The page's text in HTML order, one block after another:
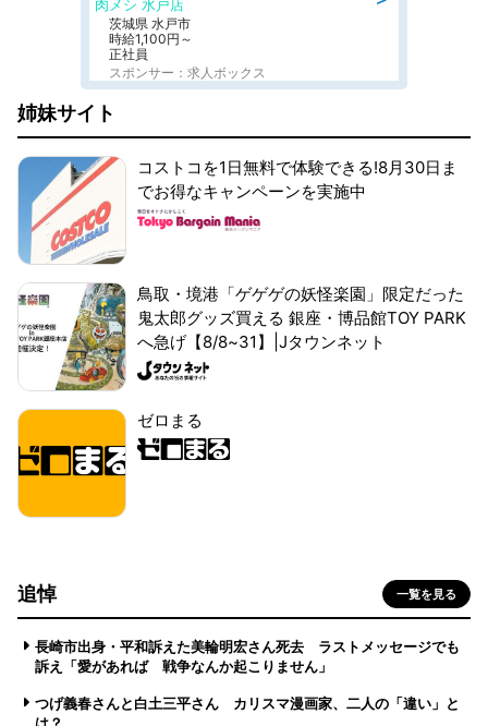
肉メシ 水戸店
茨城県 水戸市
時給1,100円～
正社員
スポンサー：求人ボックス
姉妹サイト
コストコを1日無料で体験できる!8月30日ま
でお得なキャンペーンを実施中
鳥取・境港「ゲゲゲの妖怪楽園」限定だった
鬼太郎グッズ買える 銀座・博品館TOY PARK
へ急げ【8/8~31】|Jタウンネット
ゼロまる
追悼 一覧を見る
長崎市出身・平和訴えた美輪明宏さん死去 ラストメッセージでも
訴え「愛があれば 戦争なんか起こりません」
つげ義春さんと白土三平さん カリスマ漫画家、二人の「違い」と